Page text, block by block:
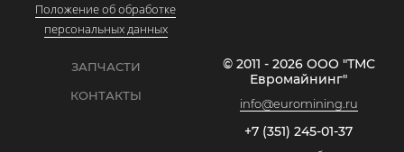
Положение об обработке
персональных данных
ЗАПЧАСТИ
КОНТАКТЫ
© 2011 - 2026 ООО "ТМС
Евромайнинг"
info@euromining.ru
+7 (351) 245-01-37